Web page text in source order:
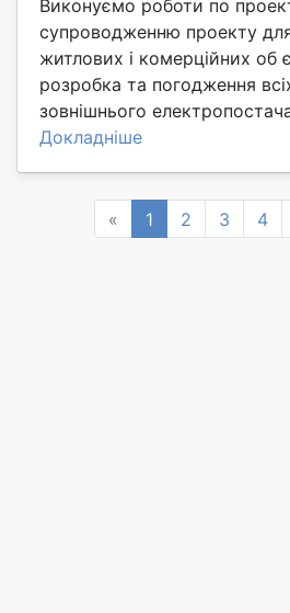
Виконуємо роботи по
супроводженню проекту
житлових і комерційних об
розробка та погодження
зовнішнього
Докладніше
« Previous
1 2 3 4